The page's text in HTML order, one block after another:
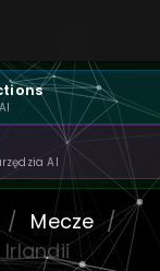
AI
/ Mecze /
Irlandii